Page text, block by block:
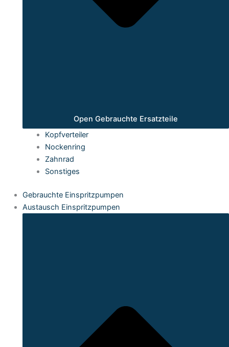
Open Gebrauchte Ersatzteile
Kopfverteiler
Nockenring
Zahnrad
Sonstiges
Gebrauchte Einspritzpumpen
Austausch Einspritzpumpen